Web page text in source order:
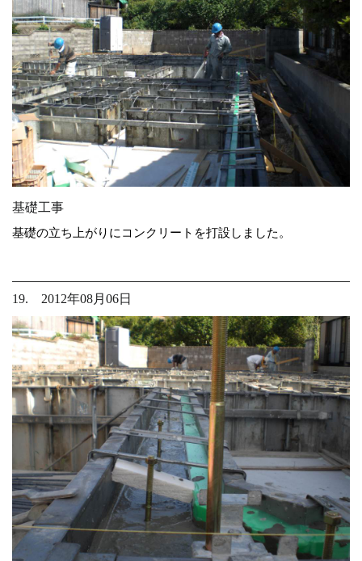
基礎工事
基礎の立ち上がりにコンクリートを打設しました。
19. 2012年08月06日